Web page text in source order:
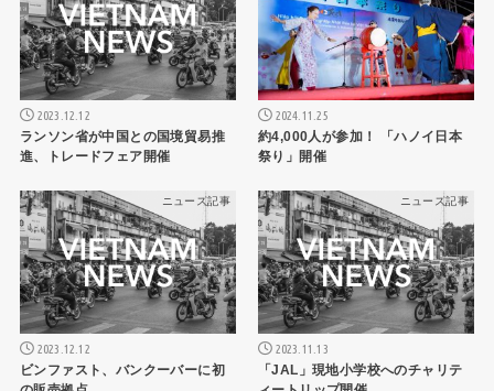
2023.12.12
ランソン省が中国との国境貿易推
進、トレードフェア開催
2024.11.25
約4,000人が参加！ 「ハノイ日本
祭り」開催
ニュース記事
2023.12.12
ビンファスト、バンクーバーに初
ニュース記事
2023.11.13
「JAL」現地小学校へのチャリテ